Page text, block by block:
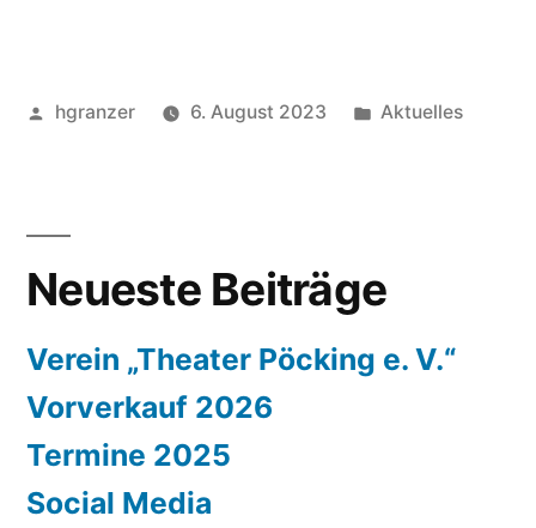
Veröffentlicht
hgranzer 6. August 2023
Veröffentlicht
Aktuelles
Neueste Beiträge
Verein „Theater Pöcking e. V.“
Vorverkauf 2026
Termine 2025
Social Media